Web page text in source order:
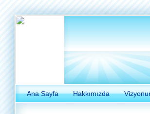
Ana Sayfa Hakkımızda